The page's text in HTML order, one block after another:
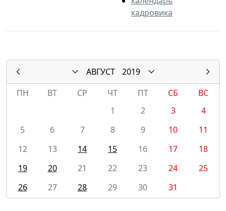
кадровика
АВГУСТ
2019
ПН
ВТ СР ЧТ ПТ СБ
ВС
1
2 3
4
5
6 7 8 9 10
11
12
13 14 15 16 17
18
19
20 21 22 23 24
25
26
27 28 29 30 31